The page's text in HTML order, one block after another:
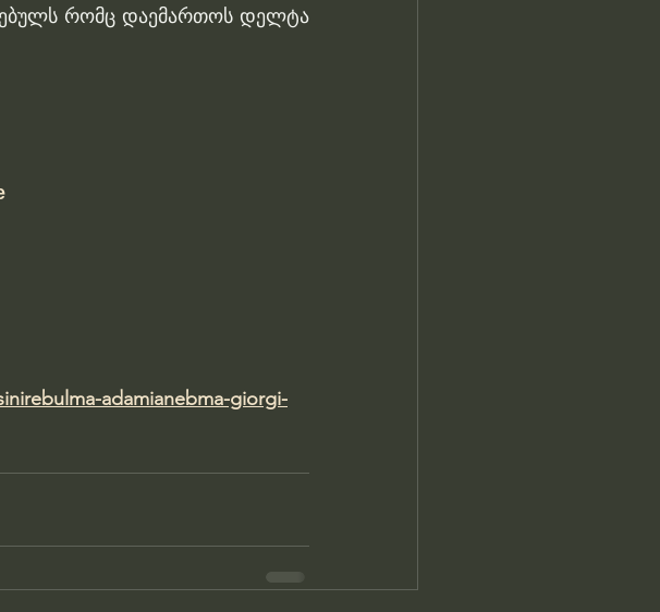
რომც დაემართოს დელტა
adamianebma-giorgi-